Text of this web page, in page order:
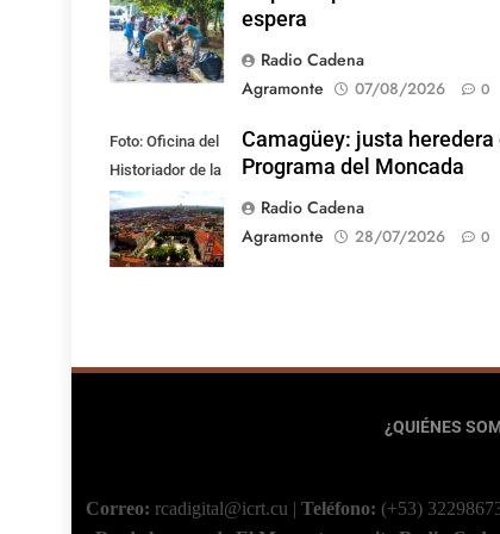
espera
Radio Cadena
Agramonte
07/08/2026 0
Foto: Oficina del
Historiador de la
Ciudad de
Camagüey
Camagüey: justa heredera
Programa del Moncada
Radio Cadena
Agramonte
28/07/2026 0
¿QUIÉNES
Correo: rcadigital@icrt.cu | Teléfono: (+53)